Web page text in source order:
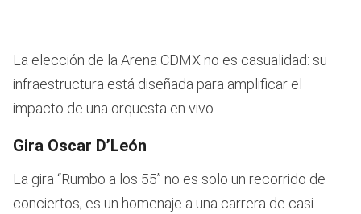
La elección de la Arena CDMX no es casualidad: su
infraestructura está diseñada para amplificar el
impacto de una orquesta en vivo.
Gira Oscar D’León
La gira “Rumbo a los 55” no es solo un recorrido de
conciertos; es un homenaje a una carrera de casi